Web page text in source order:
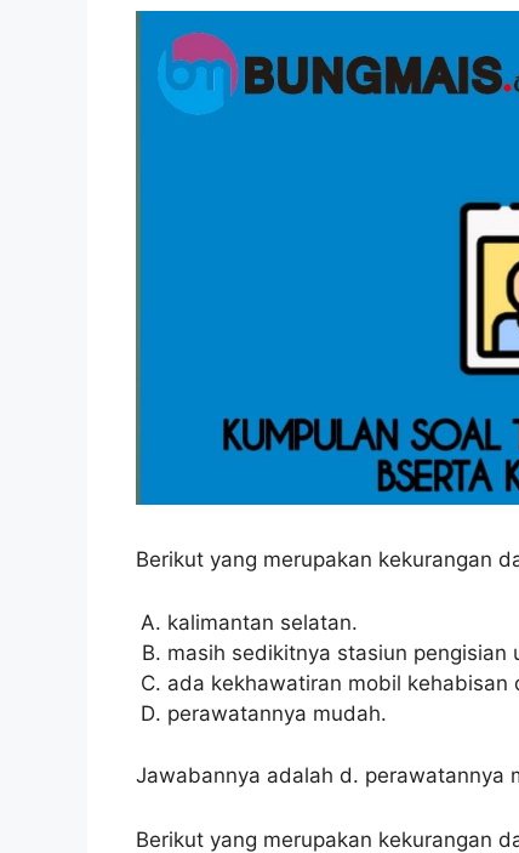
Berikut yang merupakan kekurangan
kalimantan selatan.
masih sedikitnya stasiun pengisian
ada kekhawatiran mobil kehabisan
perawatannya mudah.
Jawabannya adalah d. perawatannya
Berikut yang merupakan kekurangan